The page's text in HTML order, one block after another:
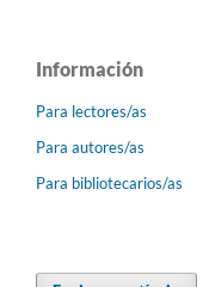
Información
Para lectores/as
Para autores/as
Para bibliotecarios/as